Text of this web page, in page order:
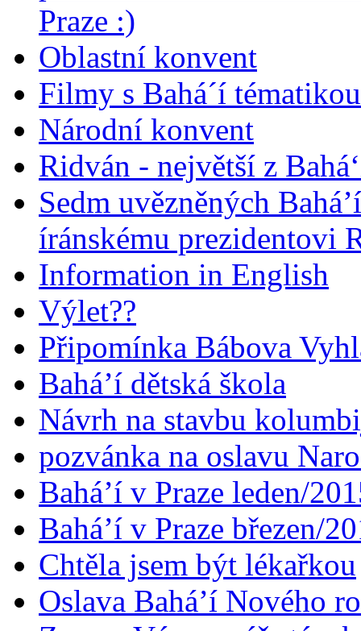
Praze :)
Oblastní konvent
Filmy s Bahá´í
Národní konvent
Ridván - největší z
Sedm uvězněných
íránskému prezidentovi
Information in English
Výlet??
Připomínka Bábova
Bahá’í dětská škola
Návrh na stavbu
pozvánka na oslavu
Bahá’í v Praze leden/
Bahá’í v Praze březen/
Chtěla jsem být lékařkou
Oslava Bahá’í Nového